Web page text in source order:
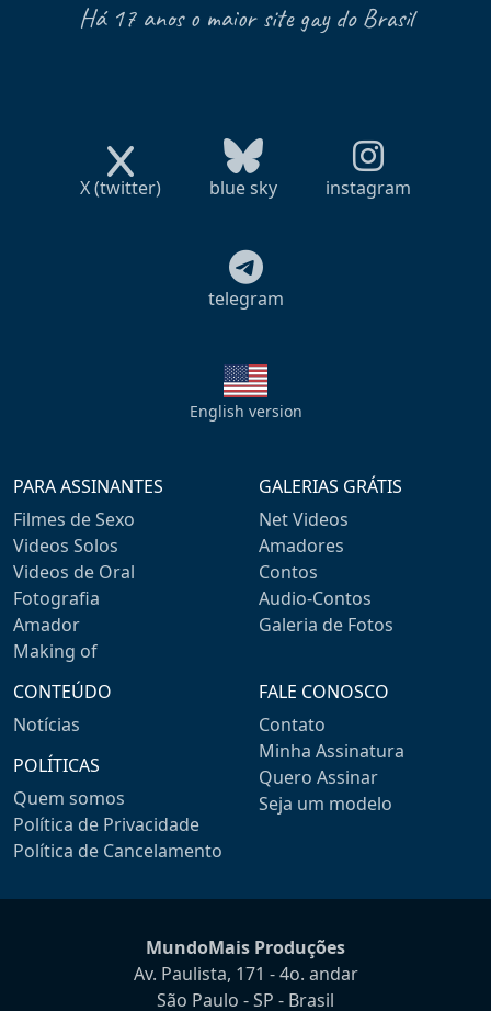
Há 17 anos o maior site gay do Brasil
X (twitter) blue sky instagram
telegram
English version
PARA ASSINANTES
Filmes de Sexo
Videos Solos
Videos de Oral
Fotografia
Amador
Making of
GALERIAS GRÁTIS
Net Videos
Amadores
Contos
Audio-Contos
Galeria de Fotos
CONTEÚDO
Notícias
POLÍTICAS
Quem somos
Política de Privacidade
Política de Cancelamento
FALE CONOSCO
Contato
Minha Assinatura
Quero Assinar
Seja um modelo
MundoMais Produções
Av. Paulista, 171 - 4o. andar
São Paulo - SP - Brasil